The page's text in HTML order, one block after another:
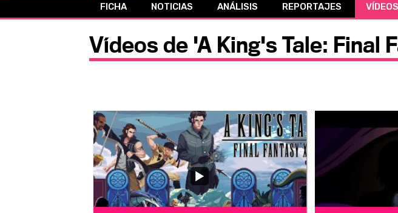
FICHA NOTICIAS ANÁLISIS REPORTAJES VÍDEOS
Vídeos de 'A King's Tale: Final